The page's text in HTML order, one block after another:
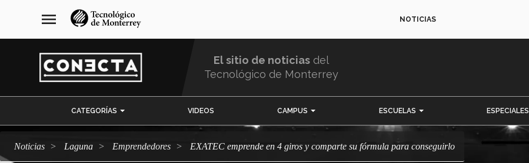
navegación
principal
menu NOTICIAS
El sitio de noticias del
Tecnológico de Monterrey
CATEGORÍAS VIDEOS CAMPUS ESCUELAS ESPECIALES
Noticias Laguna emprendedores EXATEC emprende en 4 giros y comparte su fórmula para conseguirlo